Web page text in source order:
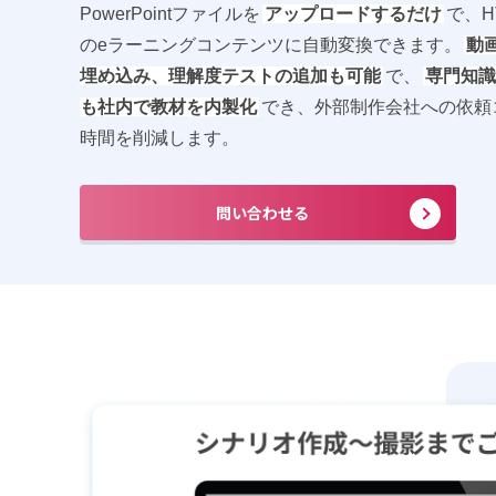
PowerPointファイルを アップロードするだけ で、
のeラーニングコンテンツに自動変換できます。
動
埋め込み、理解度テストの追加も可能 で、
専門知
も社内で教材を内製化 でき、外部制作会社への依
時間を削減します。
問い合わせる